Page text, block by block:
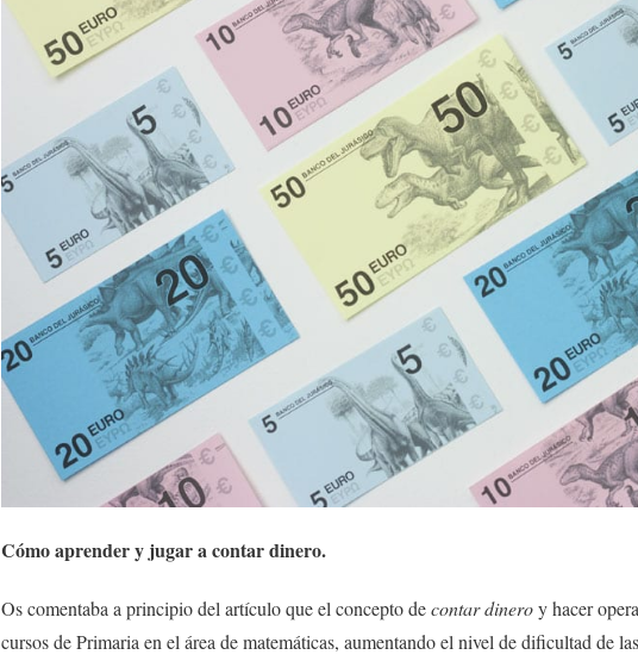
Cómo aprender y jugar a contar dinero.
Os comentaba a principio del artículo que el concepto decontar dineroy hacer
cursos de Primaria en el área de matemáticas, aumentando el nivel de dificultad de